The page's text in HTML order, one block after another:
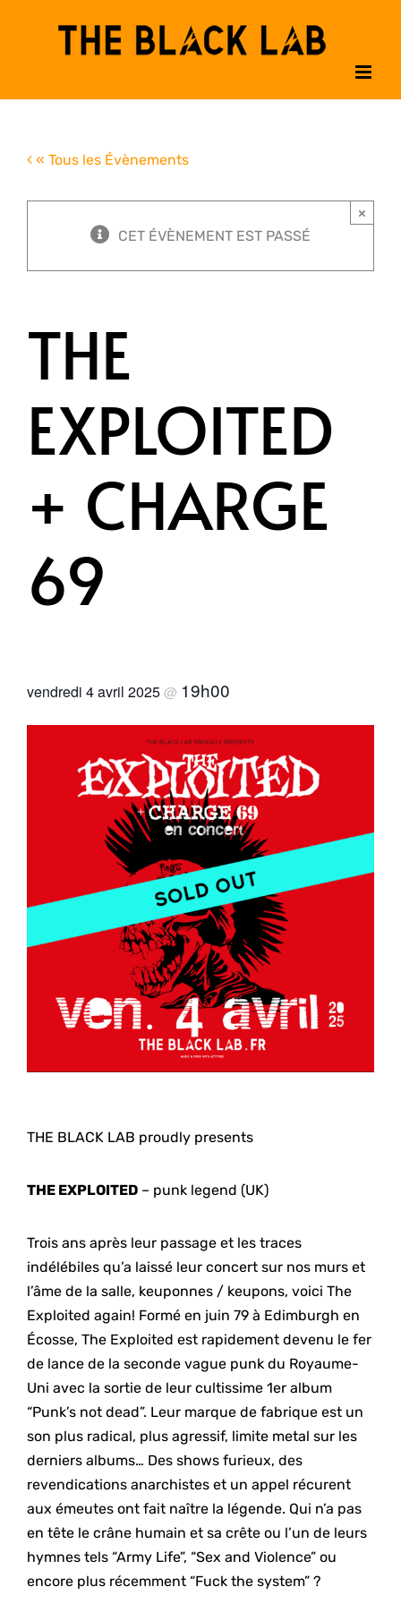
« Tous les Évènements
CET ÉVÈNEMENT EST PASSÉ
×
THE
EXPLOITED
+ CHARGE
69
vendredi 4 avril 2025@ 19h00
THE BLACK LAB proudly presents
THE EXPLOITED – punk legend (UK)
Trois ans après leur passage et les traces
indélébiles qu’a laissé leur concert sur nos murs et
l’âme de la salle, keuponnes / keupons, voici The
Exploited again! Formé en juin 79 à Edimburgh en
Écosse, The Exploited est rapidement devenu le fer
de lance de la seconde vague punk du Royaume-
Uni avec la sortie de leur cultissime 1er album
“Punk’s not dead”. Leur marque de fabrique est un
son plus radical, plus agressif, limite metal sur les
derniers albums… Des shows furieux, des
revendications anarchistes et un appel récurent
aux émeutes ont fait naître la légende. Qui n’a pas
en tête le crâne humain et sa crête ou l’un de leurs
hymnes tels “Army Life”, “Sex and Violence” ou
encore plus récemment “Fuck the system” ?